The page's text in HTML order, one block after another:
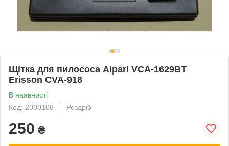
Щітка для пилососа Alpari VCA-1629BT
Erisson CVA-918
В наявності
Код: 2000108
Роздріб
250 ₴